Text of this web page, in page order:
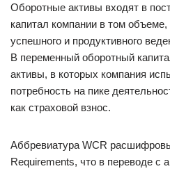
Оборотные активы входят в
капитал компании в том
успешного и продуктивного
В переменный оборотный
активы, в которых компания
потребность на пике
как страховой взнос.
Аббревиатура WCR
Requirements, что в переводе с